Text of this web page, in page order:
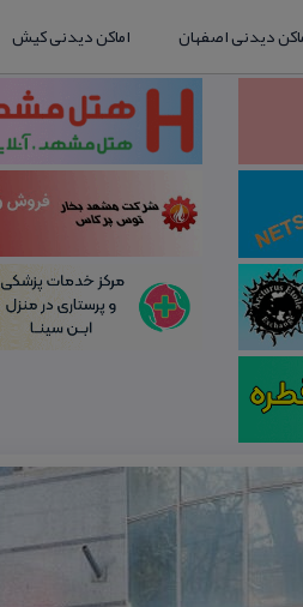
دیدنی اصفهان اماکن دیدنی کیش